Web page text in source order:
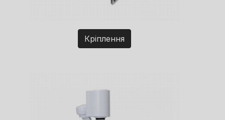
Кріплення